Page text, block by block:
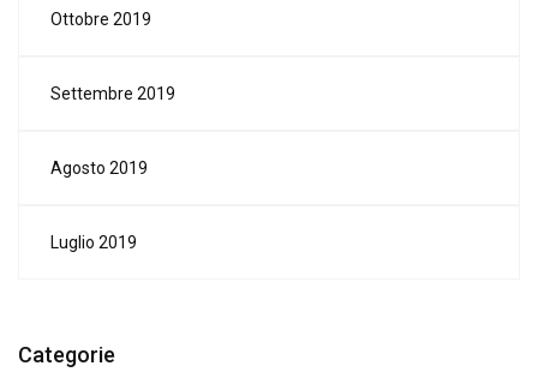
Ottobre 2019
Settembre 2019
Agosto 2019
Luglio 2019
Categorie